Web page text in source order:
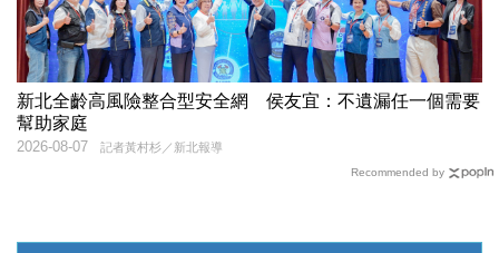
新北全齡高風險整合型安全網 侯友宜：不遺漏任一個需要
幫助家庭
記者黃村杉／新北報導
2026-08-07
Recommended by